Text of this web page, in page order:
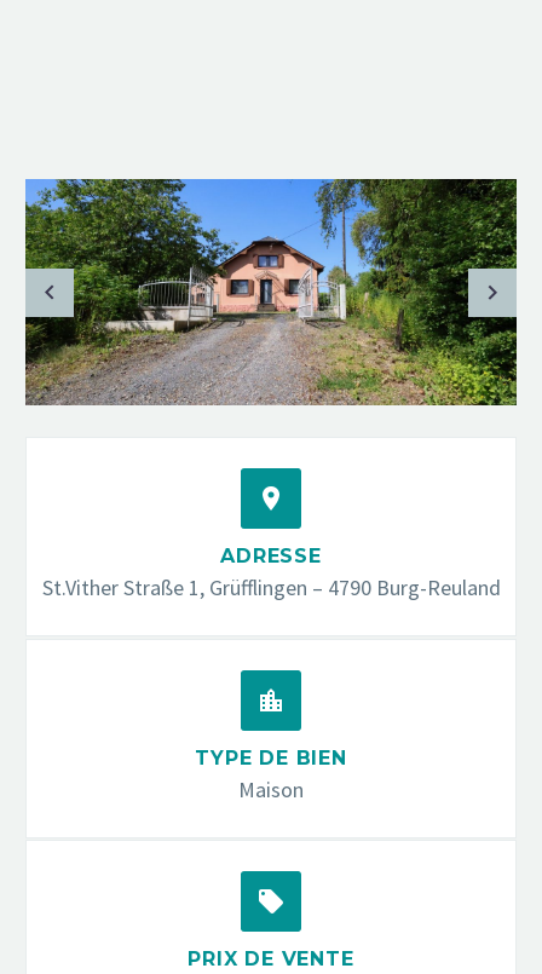


ADRESSE
St.Vither Straße 1, Grüfflingen – 4790 Burg-Reuland


TYPE DE BIEN
Maison


PRIX DE VENTE